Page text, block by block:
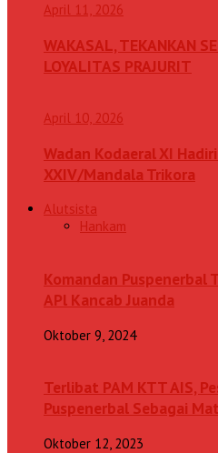
April 11, 2026
WAKASAL, TEKANKAN
LOYALITAS PRAJURIT
April 10, 2026
Wadan Kodaeral XI
XXIV/Mandala Trikora
Alutsista
Hankam
Komandan Puspenerbal
APl Kancab Juanda
Oktober 9, 2024
Terlibat PAM KTT AIS,
Puspenerbal Sebagai
Oktober 12, 2023